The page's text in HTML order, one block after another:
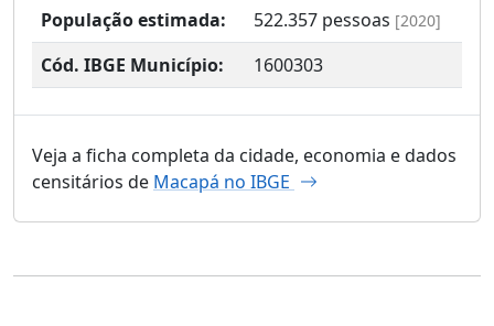
População estimada:
522.357 pessoas [2020]
Cód. IBGE Município: 1600303
Veja a ficha completa da cidade, economia e dados
censitários de Macapá no IBGE